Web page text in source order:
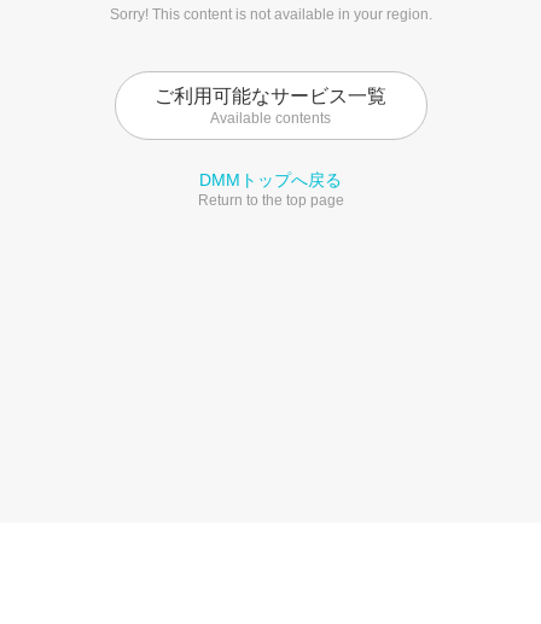
Sorry! This content is not available in your region.
ご利用可能なサービス一覧
Available contents
DMMトップへ戻る
Return to the top page